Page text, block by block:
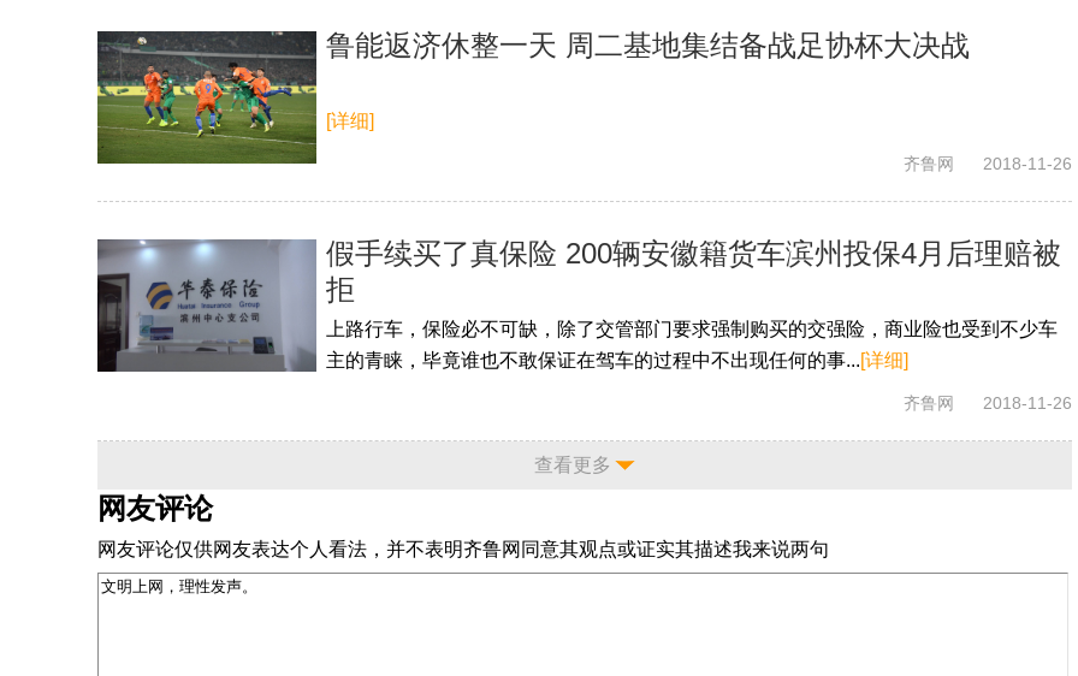
鲁能返济休整一天 周二基地集结备战足协杯大决战
[详细]
齐鲁网 2018-11-26
假手续买了真保险 200辆安徽籍货车滨州投保4月后理赔被
拒
上路行车，保险必不可缺，除了交管部门要求强制购买的交强险，商业险也受到不少车
主的青睐，毕竟谁也不敢保证在驾车的过程中不出现任何的事...[详细]
齐鲁网 2018-11-26
查看更多
网友评论
网友评论仅供网友表达个人看法，并不表明齐鲁网同意其观点或证实其描述我来说两句